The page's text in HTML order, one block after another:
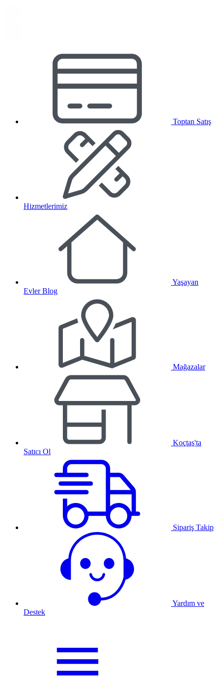
Toptan Satış
Hizmetlerimiz
Yaşayan
Evler Blog
Mağazalar
Koçtaş'ta
Satıcı Ol
Sipariş Takip
Yardım ve
Destek